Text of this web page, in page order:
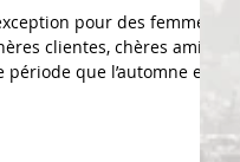
pour des femmes
clientes, chères amies,
que l’automne et